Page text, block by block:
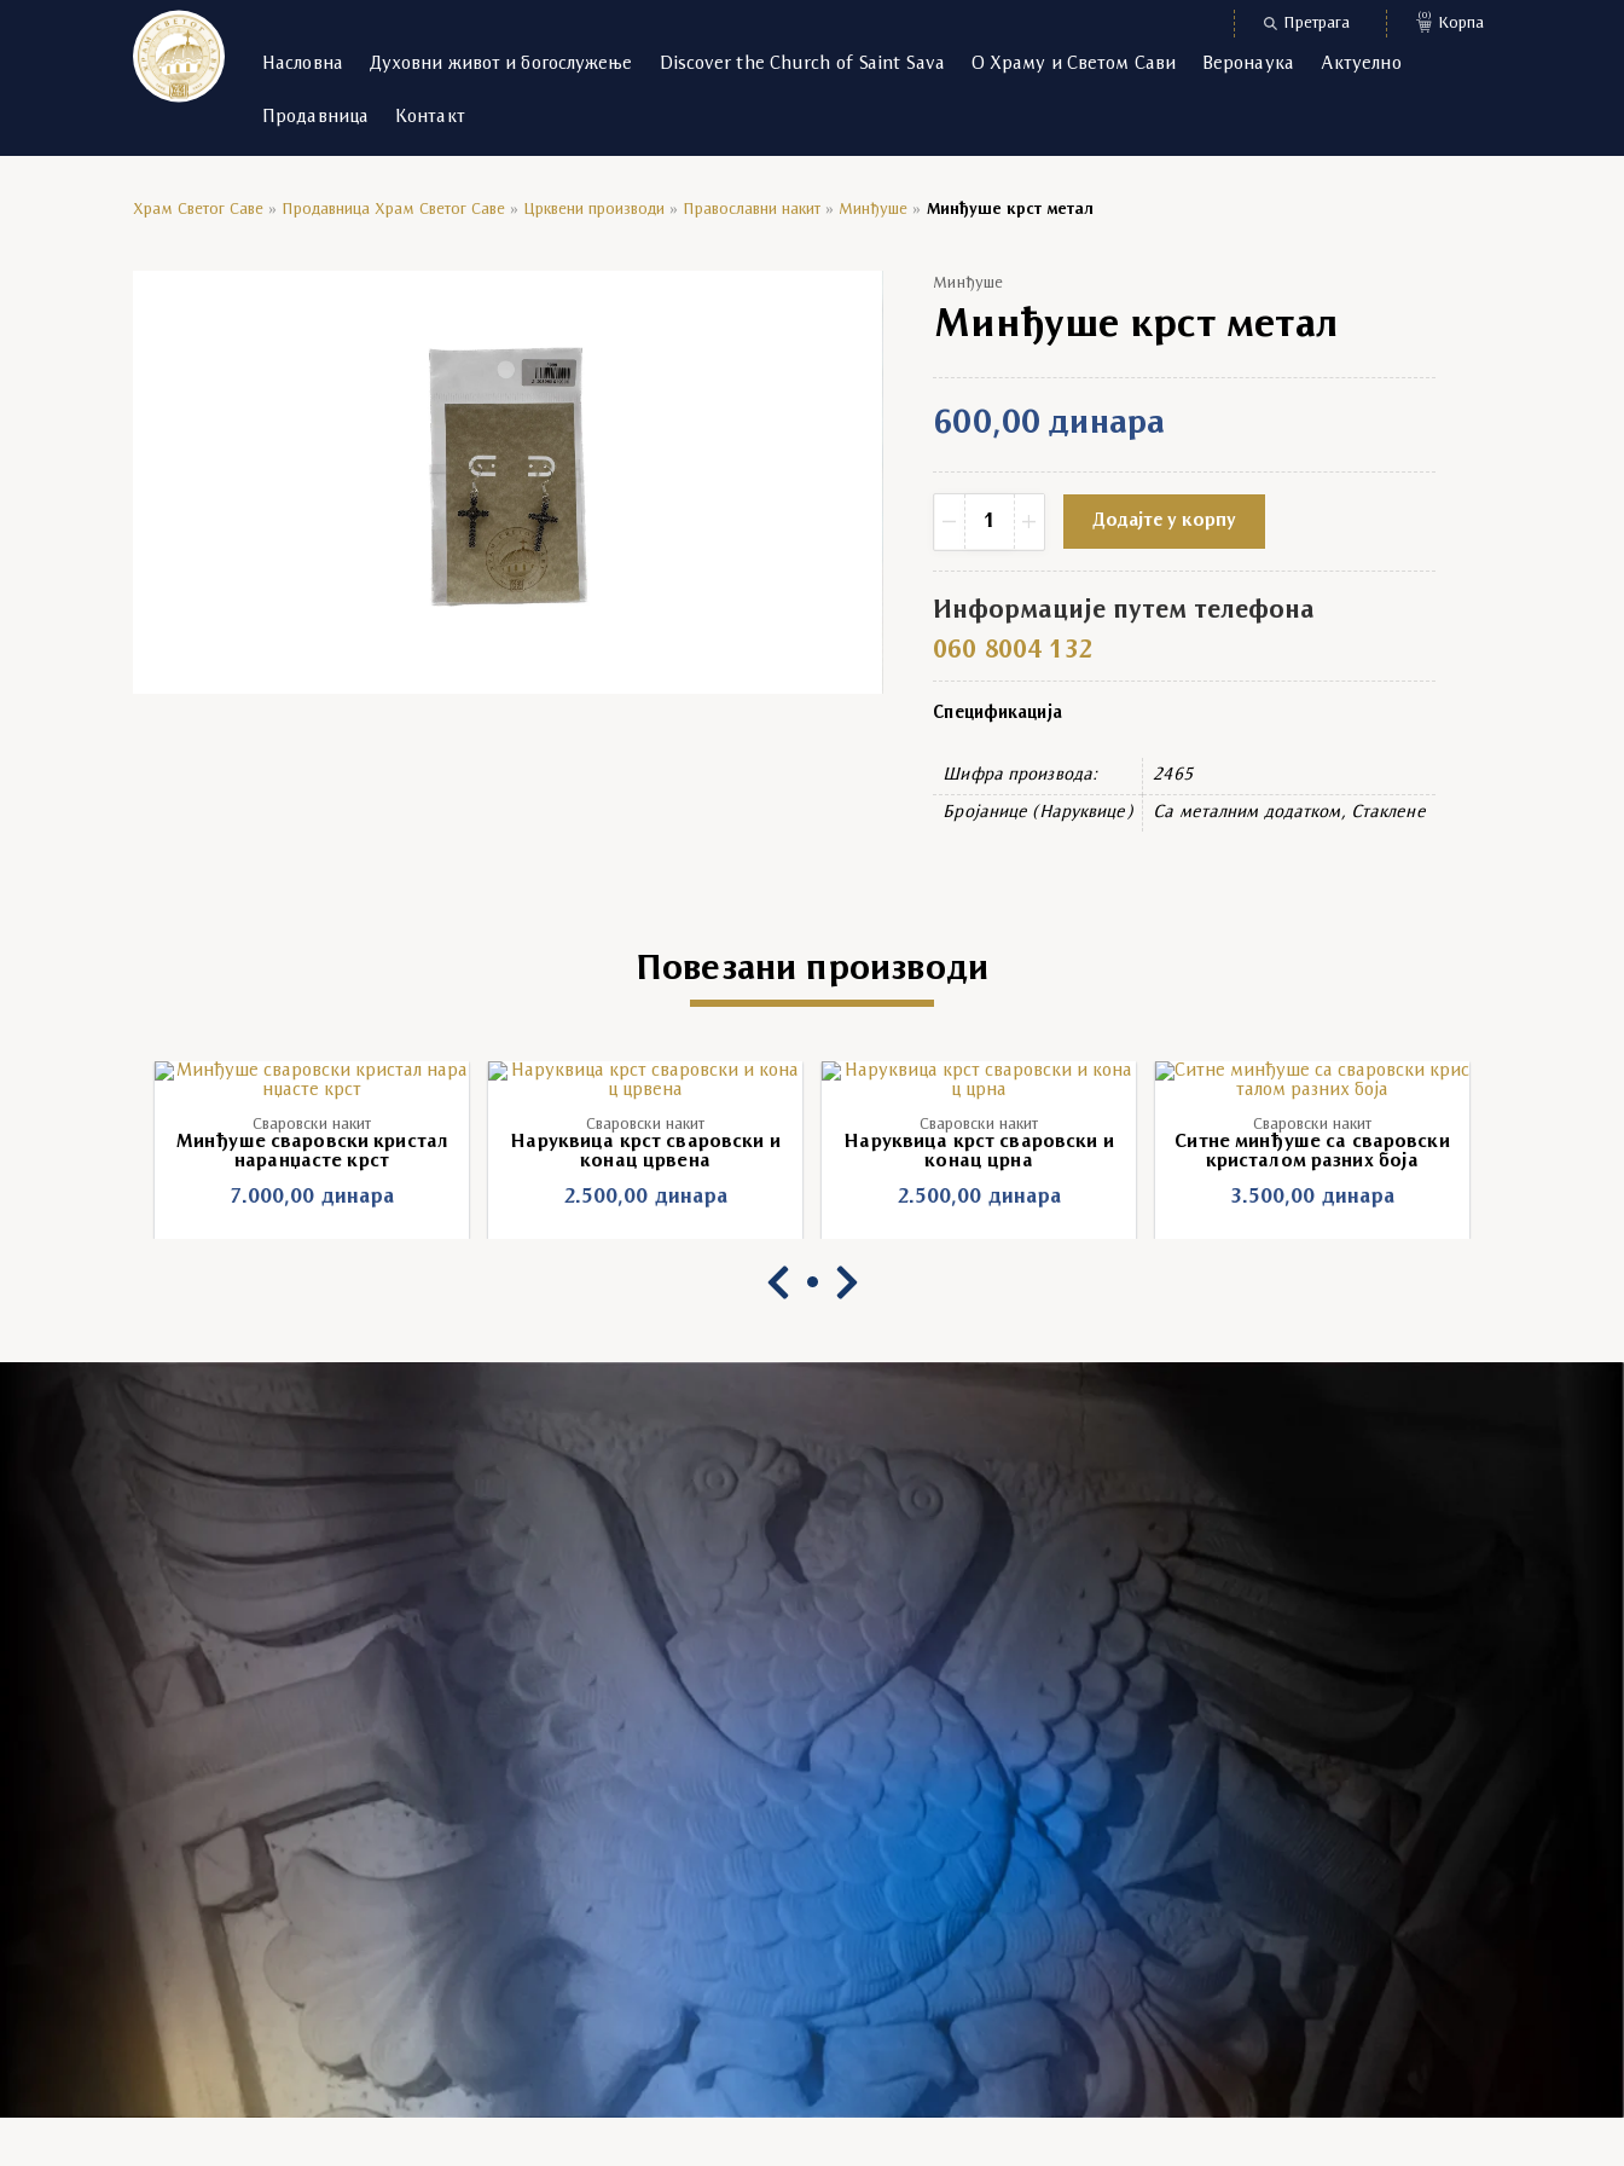
Претрага (0) Корпа
Насловна Духовни живот и богослужење Discover the Church of Saint Sava О Храму и Светом Сави Веронаука Актуелно
Продавница Контакт
Храм Светог Саве » Продавница Храм Светог Саве » Црквени производи » Православни накит » Минђуше » Минђуше крст метал
Минђуше
Минђуше крст метал
600,00динара
−
Минђуше крст метал quantity
+ Додајте у корпу
Информације путем телефона
060 8004 132
Спецификација
Шифра производа: 2465
Бројанице (Наруквице) Са металним додатком, Стаклене
Повезани производи
Сваровски накит
Минђуше сваровски кристал
наранџасте крст
7.000,00 динара
Сваровски накит
Наруквица крст сваровски и
конац црвена
2.500,00 динара
Сваровски накит
Наруквица крст сваровски и
конац црна
2.500,00 динара
Сваровски накит
Ситне минђуше са сваровски
кристалом разних боја
3.500,00 динара